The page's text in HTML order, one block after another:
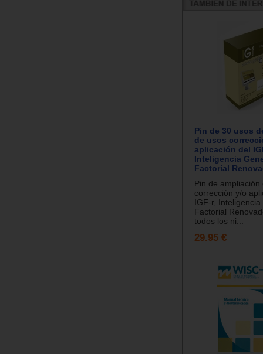
Pin de 30 usos
de usos
aplicación del
Inteligencia
Factorial
Pin de ampliación
corrección y/o
IGF-r,
Factorial
todos los ni...
29.95 €